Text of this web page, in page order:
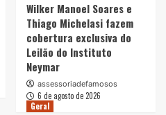
Wilker Manoel Soares e
Thiago Michelasi fazem
cobertura exclusiva do
Leilão do Instituto
Neymar
assessoriadefamosos
6 de agosto de 2026
Geral